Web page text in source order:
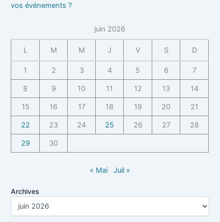
vos événements ?
juin 2026
L M M J V S D
1 2 3 4 5 6 7
8 9 10 11 12 13 14
15 16 17 18 19 20 21
22 23 24 25 26 27 28
29 30
« Mai Juil »
Archives